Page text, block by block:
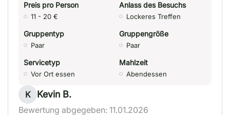
Preis pro Person
11 - 20 €
Anlass des Besuchs
Lockeres Treffen
Gruppentyp
Paar
Gruppengröße
Paar
Servicetyp
Vor Ort essen
Mahlzeit
Abendessen
K Kevin B.
Bewertung abgegeben: 11.01.2026